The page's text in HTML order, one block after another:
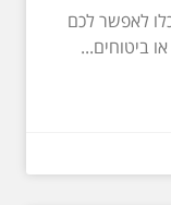
לאפשר לכם
ביטוחים...